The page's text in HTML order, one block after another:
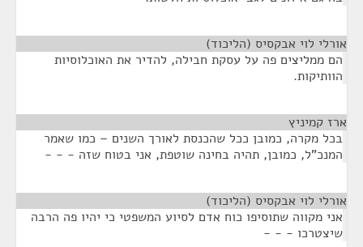
אורלי לוי אבקסיס (הליכוד)
הם ממליצים פה על עסקת חבילה, להדיר את האוכלוסיות
הוותיקות.
ארז קמיניץ
בכל מקרה, כמובן ככל שהכנסת לאורך השנים – כמו שאמר
המנכ"ל, כמובן, תהיה בחינה שוטפת, אני בטוח שזה - - -
אורלי לוי אבקסיס (הליכוד)
אני מקווה שתוסיפו כוח אדם לסיוע המשפטי כי יהיו פה הרבה
שיצטרכו - - -